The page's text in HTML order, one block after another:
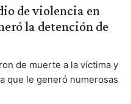
de violencia en
la detención de
de muerte a la víctima y
que le generó numerosas